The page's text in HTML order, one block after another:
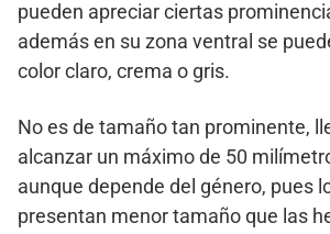
pueden apreciar ciertas
además en su zona ventral se
color claro, crema o gris.
No es de tamaño tan prominente,
alcanzar un máximo de 50
aunque depende del género, pues
presentan menor tamaño que las